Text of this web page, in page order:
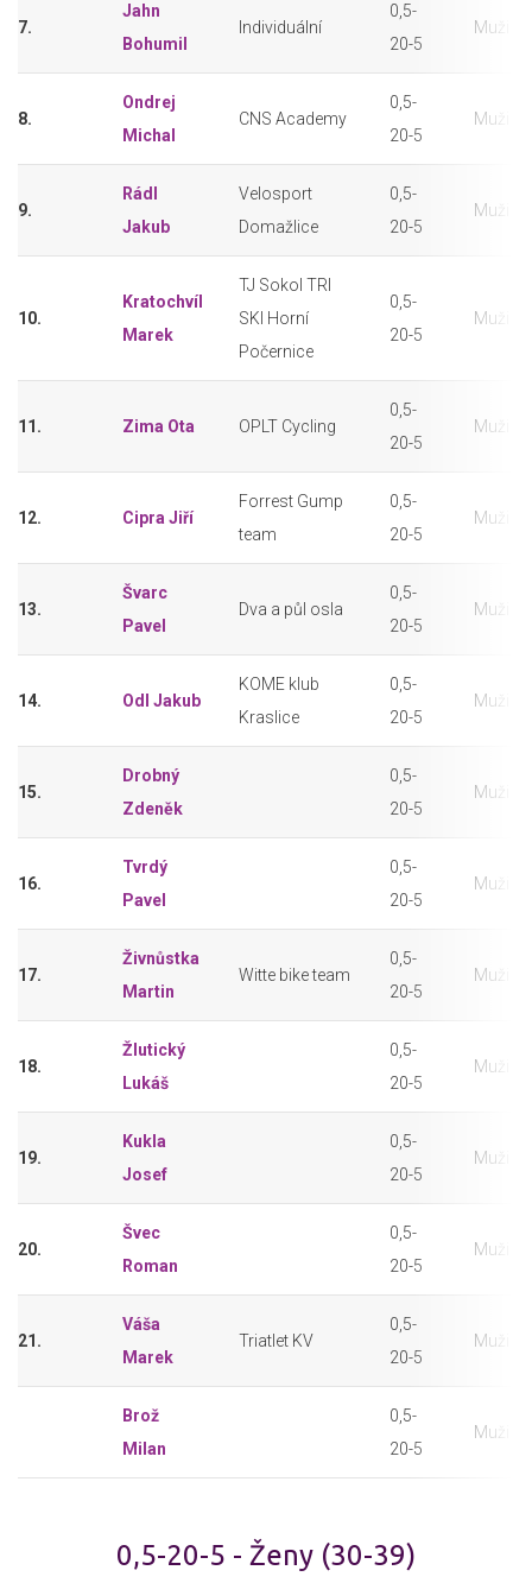
7.
Jahn
Bohumil
Individuální
0,5-
20-5
Muži
8.
Ondrej
Michal
CNS Academy
0,5-
20-5
Muži
9.
Rádl
Jakub
Velosport
Domažlice
0,5-
20-5
Muži
10.
Kratochvíl
Marek
TJ Sokol TRI
SKI Horní
Počernice
0,5-
20-5
Muži
11. Zima Ota OPLT Cycling
0,5-
20-5
Muži
12. Cipra Jiří
Forrest Gump
team
0,5-
20-5
Muži
13.
Švarc
Pavel
Dva a půl osla
0,5-
20-5
Muži
14. Odl Jakub
KOME klub
Kraslice
0,5-
20-5
Muži
15.
Drobný
Zdeněk
0,5-
20-5
Muži
16.
Tvrdý
Pavel
0,5-
20-5
Muži
17.
Živnůstka
Martin
Witte bike team
0,5-
20-5
Muži
18.
Žlutický
Lukáš
0,5-
20-5
Muži
19.
Kukla
Josef
0,5-
20-5
Muži
20.
Švec
Roman
0,5-
20-5
Muži
21.
Váša
Marek
Triatlet KV
0,5-
20-5
Muži
Brož
Milan
0,5-
20-5
Muži
0,5-20-5 - Ženy (30-39)